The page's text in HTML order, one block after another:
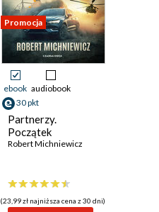
Promocja
ebook audiobook
30 pkt
Partnerzy.
Początek
Robert Michniewicz
(23,99 zł najniższa cena z 30 dni)